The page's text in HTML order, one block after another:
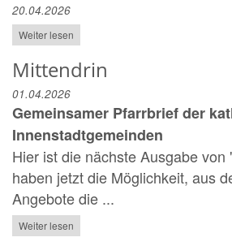
20.04.2026
Weiter lesen
Mittendrin
01.04.2026
Gemeinsamer Pfarrbrief der
Innenstadtgemeinden
Hier ist die nächste Ausgabe von
haben jetzt die Möglichkeit, aus
Angebote die ...
Weiter lesen